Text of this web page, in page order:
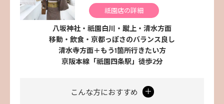
祇園店の詳細
八坂神社・祇園白川・蹴上・清水方面
移動・飲食・京都っぽさのバランス良し
清水寺方面＋もう1箇所行きたい方
京阪本線「祇園四条駅」徒歩2分
こんな方におすすめ